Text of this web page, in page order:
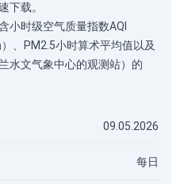
下载。
小时级空气质量指数AQI
、PM2.5小时算术平均值以及
水文气象中心的观测站）的
09.05.2026
每日